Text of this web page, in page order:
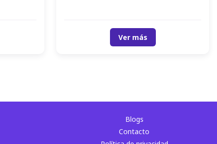
Ver más
Blogs
Contacto